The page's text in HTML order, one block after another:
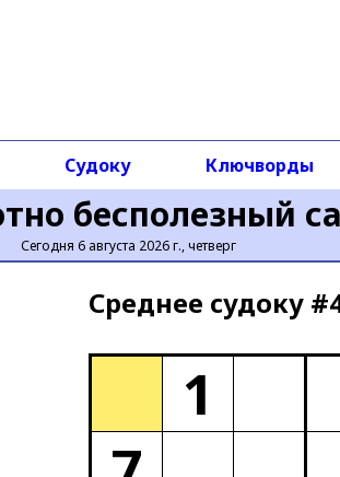
бесполезный
Сегодня 6 августа 2026 г., четверг
Судоку Ключворды
Среднее cудоку
1